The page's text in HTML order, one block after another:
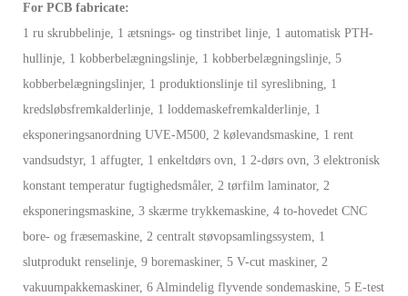
For PCB fabricate:
1 ru skrubbelinje, 1 ætsnings- og tinstribet linje, 1 automatisk PTH-
hullinje, 1 kobberbelægningslinje, 1 kobberbelægningslinje, 5
kobberbelægningslinjer, 1 produktionslinje til syreslibning, 1
kredsløbsfremkalderlinje, 1 loddemaskefremkalderlinje, 1
eksponeringsanordning UVE-M500, 2 kølevandsmaskine, 1 rent
vandsudstyr, 1 affugter, 1 enkeltdørs ovn, 1 2-dørs ovn, 3 elektronisk
konstant temperatur fugtighedsmåler, 2 tørfilm laminator, 2
eksponeringsmaskine, 3 skærme trykkemaskine, 4 to-hovedet CNC
bore- og fræsemaskine, 2 centralt støvopsamlingssystem, 1
slutprodukt renselinje, 9 boremaskiner, 5 V-cut maskiner, 2
vakuumpakkemaskiner, 6 Almindelig flyvende sondemaskine, 5 E-test